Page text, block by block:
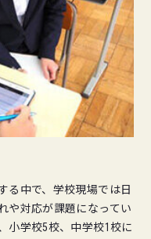
る中で、学校現場では日
や対応が課題になってい
小学校5校、中学校1校に